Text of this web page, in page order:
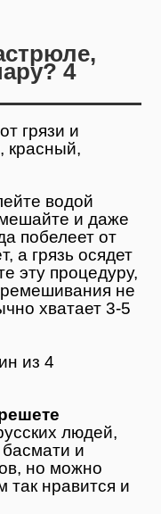
4
грязи и
красный,
водой
и даже
побелеет от
а грязь осядет
эту процедуру,
не
хватает 3-5
из 4
людей,
и
но можно
так нравится и